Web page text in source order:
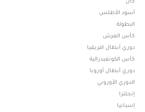
أسود الأطلس
البطولة
كأس العرش
دوري أبطال افريقيا
كأس الكونفيدرالية
دوري أبطال أوروبا
الدوري الأوروبي
إنجلترا
إسبانيا